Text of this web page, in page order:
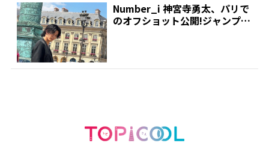
Number_i 神宮寺勇太、パリで
のオフショット公開!ジャンプシ